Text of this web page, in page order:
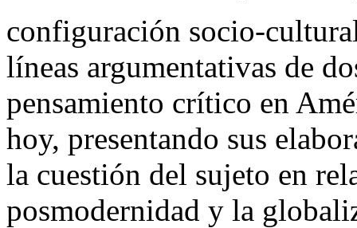
configuración socio-
líneas argumentativas de
pensamiento crítico en
hoy, presentando sus
la cuestión del sujeto en
posmodernidad y la